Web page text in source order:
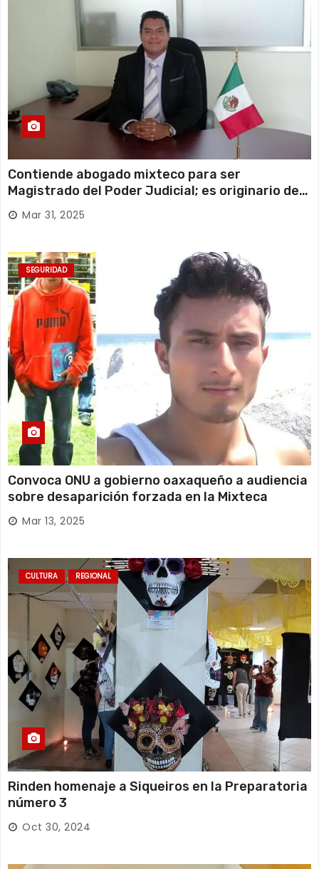
Contiende abogado mixteco para ser
Magistrado del Poder Judicial; es originario de
Huajuapan de León
Mar 31, 2025
SEGURIDAD
Convoca ONU a gobierno oaxaqueño a audiencia
sobre desaparición forzada en la Mixteca
Mar 13, 2025
CULTURA REGIONAL
Rinden homenaje a Siqueiros en la Preparatoria
número 3
Oct 30, 2024